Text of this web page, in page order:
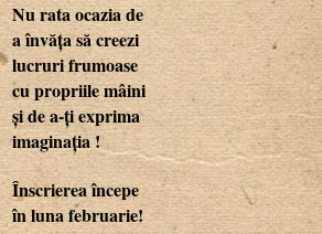
Nu rata ocazia de
a învăța să creezi
lucruri frumoase
cu propriile mâini
și de a-ți exprima
imaginația !
Înscrierea începe
în luna februarie!